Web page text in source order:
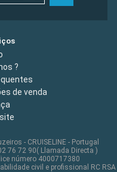
?
de venda
- CRUISELINE - Portugal
76 72 90( Llamada Directa )
número 4000717380
civil e profissional RC RSA